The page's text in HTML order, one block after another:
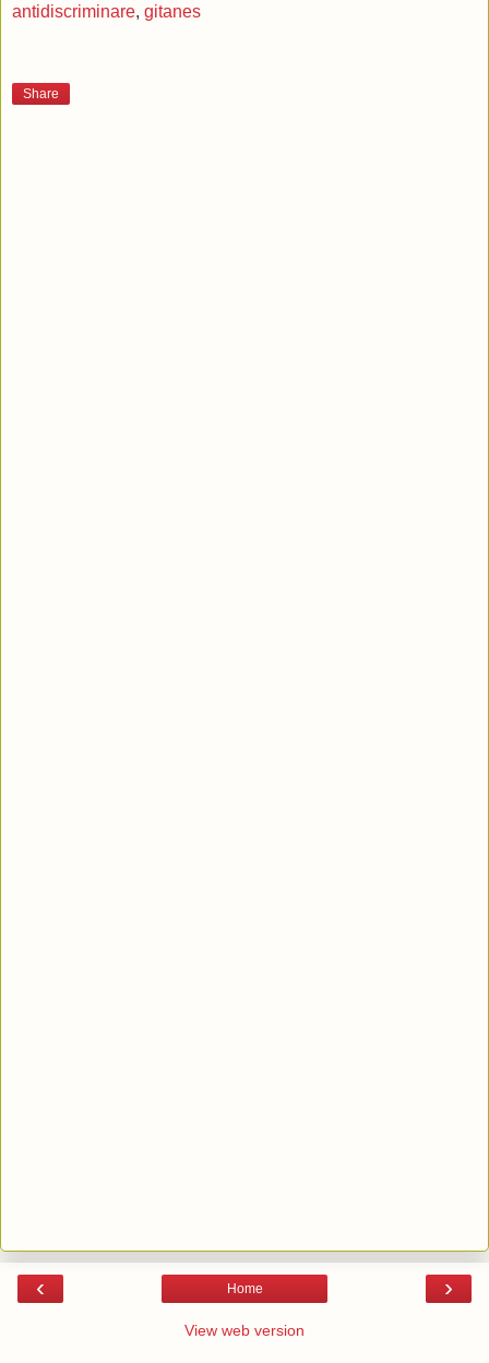
If the Romanies will want to stay close to their relative, they
The camp lessor Zita Strnadova told CTK that a space with
for the Romanies. Since Saturday it has been fenced so that
antidiscriminare, gitanes
Share
‹ ›
Home
View web version